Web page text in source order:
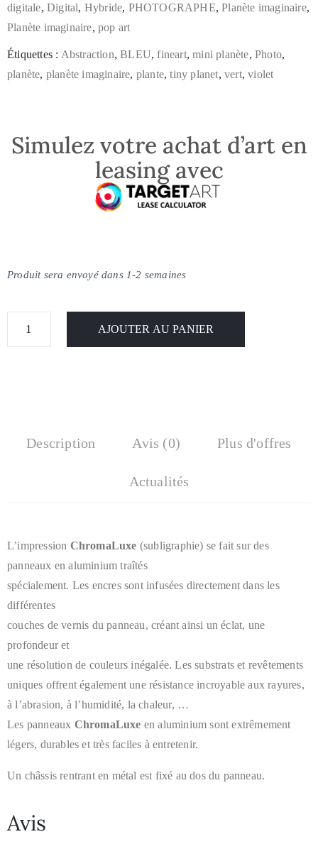
digitale,Digital, Hybride, PHOTOGRAPHE,Planète imaginaire,
Planète imaginaire,pop art
Étiquettes : Abstraction,BLEU,fineart,mini planète,Photo,
planète, planète imaginaire, plante,tiny planet,vert,violet
Simulez votre achat d’art en
leasing avec
Produit sera envoyé dans 1-2 semaines
AJOUTER AU PANIER
Description Avis (0) Plus d'offres
Actualités
L’impression ChromaLuxe (subligraphie) se fait sur des
panneaux en aluminium traîtés
spécialement. Les encres sont infusées directement dans les
différentes
couches de vernis du panneau, créant ainsi un éclat, une
profondeur et
une résolution de couleurs inégalée. Les substrats et revêtements
uniques offrentégalement une résistance incroyable aux rayures,
à l’abrasion, àl’humidité, la chaleur, …
Les panneaux ChromaLuxe en aluminium sont extrêmement
légers, durables et très faciles à entretenir.
Un châssis rentrant en métal est fixé au dos du panneau.
Avis